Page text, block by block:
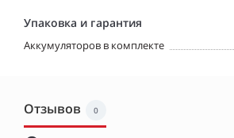
Упаковка и гарантия
Аккумуляторов в комплекте
Отзывов 0